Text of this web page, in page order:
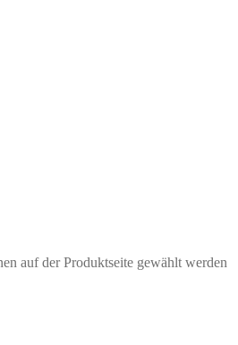
auf der Produktseite gewählt werden